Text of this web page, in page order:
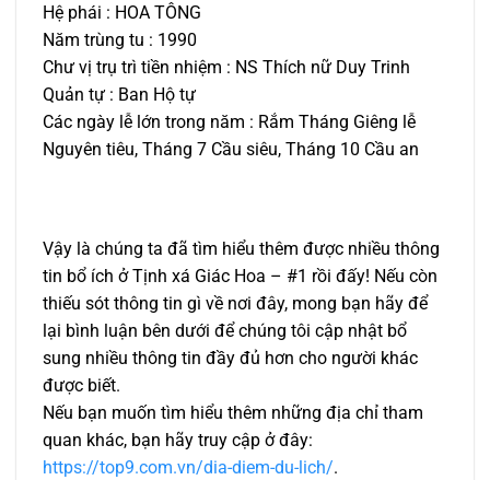
Hệ phái : HOA TÔNG
Năm trùng tu : 1990
Chư vị trụ trì tiền nhiệm : NS Thích nữ Duy Trinh
Quản tự : Ban Hộ tự
Các ngày lễ lớn trong năm : Rắm Tháng Giêng lễ
Nguyên tiêu, Tháng 7 Cầu siêu, Tháng 10 Cầu an
Vậy là chúng ta đã tìm hiểu thêm được nhiều thông
tin bổ ích ở Tịnh xá Giác Hoa – #1 rồi đấy! Nếu còn
thiếu sót thông tin gì về nơi đây, mong bạn hãy để
lại bình luận bên dưới để chúng tôi cập nhật bổ
sung nhiều thông tin đầy đủ hơn cho người khác
được biết.
Nếu bạn muốn tìm hiểu thêm những địa chỉ tham
quan khác, bạn hãy truy cập ở đây:
https://top9.com.vn/dia-diem-du-lich/.